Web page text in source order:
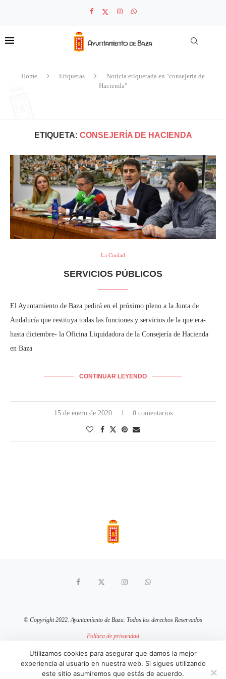
Home Etiquetas
Noticia etiquetada en "consejería de
Hacienda"
ETIQUETA: CONSEJERÍA DE HACIENDA
La Ciudad
SERVICIOS PÚBLICOS
El Ayuntamiento de Baza pedirá en el próximo pleno a la Junta de
Andalucía que restituya todas las funciones y servicios de la que era-
hasta diciembre- la Oficina Liquidadora de la Consejería de Hacienda
en Baza
CONTINUAR LEYENDO
15 de enero de 2020 0 comentarios
© Copyright 2022. Ayuntamiento de Baza. Todos los derechos Reservados
Política de privacidad
Política de cookies
sitio web mantenido por pixelcero.com
Utilizamos cookies para asegurar que damos la mejor
experiencia al usuario en nuestra web. Si sigues utilizando
este sitio asumiremos que estás de acuerdo.